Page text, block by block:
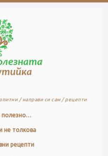
/ направи си сам / рецепти
полезно…
не толкова
рецепти